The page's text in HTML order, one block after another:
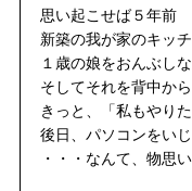
思い起こせば５年前
新築の我が家のキッ
１歳の娘をおんぶし
そしてそれを背中から
きっと、「私もやり
後日、パソコンをい
・・・なんて、物思